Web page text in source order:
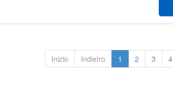
Inizio Indietro 1 2 3 4